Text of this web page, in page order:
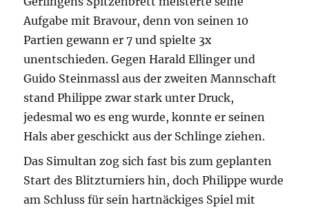
Aufgabe mit Bravour, denn von seinen 10
Partien gewann er 7 und spielte 3x
unentschieden. Gegen Harald Ellinger und
Guido Steinmassl aus der zweiten Mannschaft
stand Philippe zwar stark unter Druck,
jedesmal wo es eng wurde, konnte er seinen
Hals aber geschickt aus der Schlinge ziehen.
Das Simultan zog sich fast bis zum geplanten
Start des Blitzturniers hin, doch Philippe wurde
am Schluss für sein hartnäckiges Spiel mit